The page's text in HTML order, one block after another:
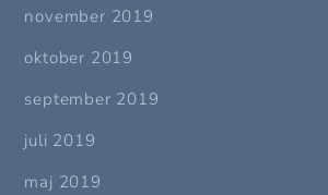
november 2019
oktober 2019
september 2019
juli 2019
maj 2019